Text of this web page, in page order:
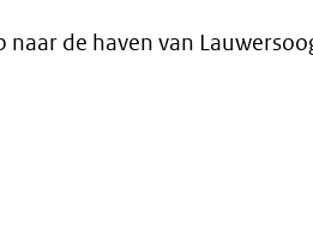
de haven van